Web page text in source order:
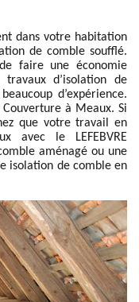
dans votre habitation
de comble soufflé.
faire une économie
d’isolation de
d’expérience.
Couverture à Meaux. Si
que votre travail en
avec le LEFEBVRE
aménagé ou une
isolation de comble en